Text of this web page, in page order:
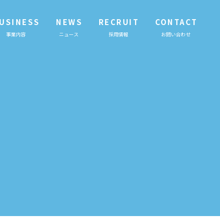
事業内容
NEWS
ニュース
RECRUIT
採用情報
CONTACT
お問い合わせ